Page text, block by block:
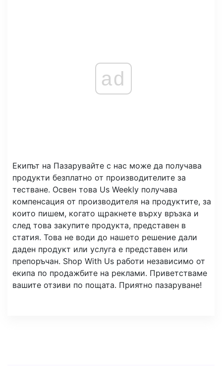
ad
Екипът на Пазарувайте с нас може да получава
продукти безплатно от производителите за
тестване. Освен това Us Weekly получава
компенсация от производителя на продуктите, за
които пишем, когато щракнете върху връзка и
след това закупите продукта, представен в
статия. Това не води до нашето решение дали
даден продукт или услуга е представен или
препоръчан. Shop With Us работи независимо от
екипа по продажбите на реклами. Приветстваме
вашите отзиви по пощата. Приятно пазаруване!